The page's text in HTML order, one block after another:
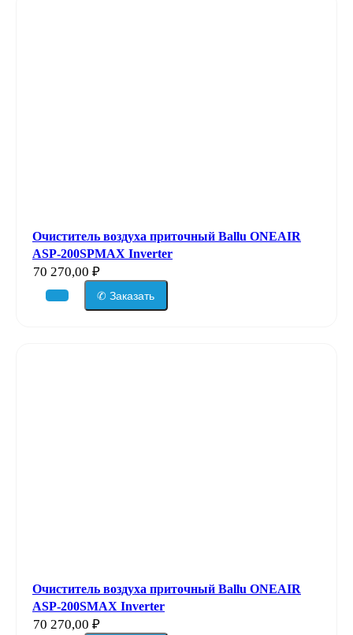
Очиститель воздуха приточный Ballu ONEAIR
ASP-200SPMAX Inverter
70 270,00 ₽
✆ Заказать
Очиститель воздуха приточный Ballu ONEAIR
ASP-200SMAX Inverter
70 270,00 ₽